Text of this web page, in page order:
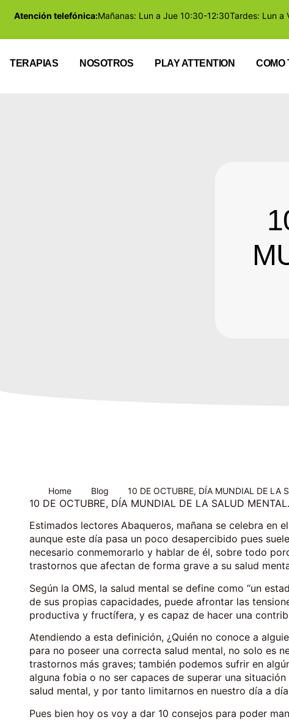
Atención telefónica:Mañanas: Lun a Jue 10:30-12:30Tardes: Lun a
TERAPIAS NOSOTROS PLAY ATTENTION COMO
Home Blog 10 DE OCTUBRE, DÍA MUNDIAL DE LA
10 DE OCTUBRE, DÍA MUNDIAL DE LA SALUD MENTAL.
Estimados lectores Abaqueros, mañana se celebra en
aunque este día pasa un poco desapercibido pues
necesario conmemorarlo y hablar de él, sobre todo
trastornos que afectan de forma grave a su salud
Según la OMS, la salud mental se define como “un
de sus propias capacidades, puede afrontar las
productiva y fructífera, y es capaz de hacer una
Atendiendo a esta definición, ¿Quién no conoce a
para no poseer una correcta salud mental, no solo es
trastornos más graves; también podemos sufrir en
alguna fobia o no ser capaces de superar una
salud mental, y por tanto limitarnos en nuestro día a
Pues bien hoy os voy a dar 10 consejos para poder